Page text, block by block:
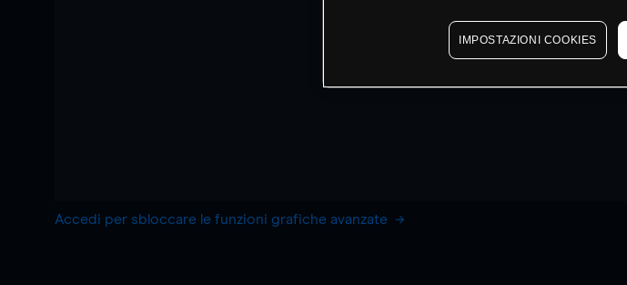
Accedi per sbloccare le funzioni grafiche avanzate
IMPOSTAZIONI COOKIES